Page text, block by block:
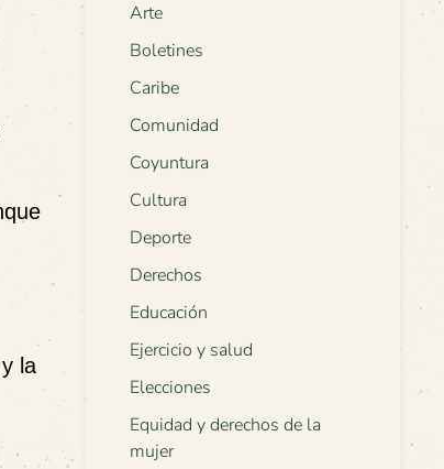
la
Arte
Boletines
Caribe
Comunidad
Coyuntura
Cultura
Deporte
Derechos
Educación
Ejercicio y salud
Elecciones
Equidad y derechos de la
mujer